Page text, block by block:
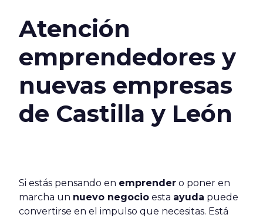
Atención
emprendedores y
nuevas empresas
de Castilla y León
Si estás pensando en emprender o poner en
marcha un nuevo negocio esta ayuda puede
convertirse en el impulso que necesitas. Está